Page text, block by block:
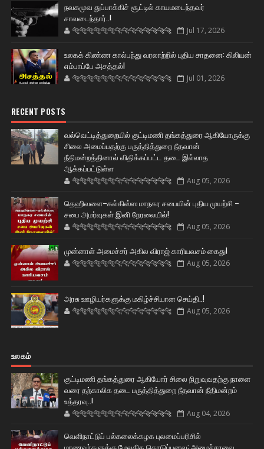
நவகமுவ துப்பாக்கிச் சூட்டில் காயமடைந்தவர்
சாவடைந்தார்..!
🐅🐅🐅🐅🐅🐅🐆🐆🐆🐆🐆🐆🐆🐆 Jul 17, 2026
உலகக் கிண்ண கால்பந்து வரலாற்றில் புதிய சாதனை: கிலியன்
எம்பாப்பே அசத்தல்!
🐅🐅🐅🐅🐅🐅🐆🐆🐆🐆🐆🐆🐆🐆 Jul 01, 2026
RECENT POSTS
வல்வெட்டித்துறையில் குட்டிமணி தங்கத்துரை ஆகியோருக்கு
சிலை அமைப்பதற்கு பருத்தித்துறை நீதவான்
நீதிமன்றத்தினால் விதிக்கப்பட்ட தடை இல்லாத
ஆக்கப்பட்டுள்ள
🐅🐅🐅🐅🐅🐅🐆🐆🐆🐆🐆🐆🐆🐆 Aug 05, 2026
தெஹிவளை–கல்கிஸ்ஸ மாநகர சபையின் புதிய முயற்சி –
சபை அமர்வுகள் இனி நேரலையில்!
🐅🐅🐅🐅🐅🐅🐆🐆🐆🐆🐆🐆🐆🐆 Aug 05, 2026
முன்னாள் அமைச்சர் அகில விராஜ் காரியவசம் கைது!
🐅🐅🐅🐅🐅🐅🐆🐆🐆🐆🐆🐆🐆🐆 Aug 05, 2026
அரசு ஊழியர்களுக்கு மகிழ்ச்சியான செய்தி..!
🐅🐅🐅🐅🐅🐅🐆🐆🐆🐆🐆🐆🐆🐆 Aug 05, 2026
உலகம்
குட்டிமணி தங்கத்துரை ஆகியோர் சிலை நிறுவுவதற்கு நாளை
வரை தற்காலிக தடை பருத்தித்துறை நீதவான் நீதிமன்றம்
உத்தரவு..!
🐅🐅🐅🐅🐅🐅🐆🐆🐆🐆🐆🐆🐆🐆 Aug 04, 2026
வெளிநாட்டுப் பல்கலைக்கழக புலமைப்பரிசில்